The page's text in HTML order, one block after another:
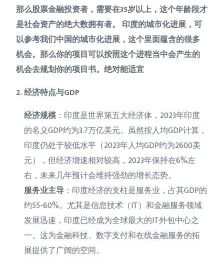
那么股票金融投资者，需要在35岁以上，这个年龄段才
是社会资产的绝大数拥有者。 印度的城市化进展，可
以参考我们中国的城市化进展，这个里面蕴含的很多
机会。那么你的项目可以按照这个进程当中会产生的
机会去规划你的项目书。绝对能适宜
2. 经济特点与GDP
经济规模 ：印度是世界第五大经济体，2023年印度
的名义GDP约为3.7万亿美元。虽然按人均GDP计算，
印度仍处于较低水平（2023年人均GDP约为2600美
元），但经济增速相对较高，2023年保持在6%左
右，未来几年预计会维持强劲的增长态势。
服务业主导 ：印度经济的支柱是服务业，占其GDP的
约55-60%。尤其是信息技术（IT）和金融服务领域
发展迅速，印度已经成为全球最大的IT外包中心之
一。这为金融科技、数字支付和在线金融服务的拓
展提供了广阔的空间。